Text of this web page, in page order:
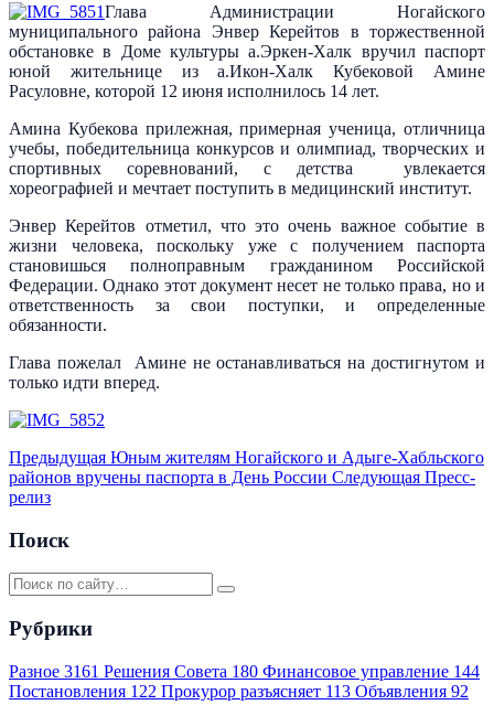
Глава Администрации Ногайского
муниципального района Энвер Керейтов в торжественной
обстановке в Доме культуры а.Эркен-Халк вручил паспорт
юной жительнице из а.Икон-Халк Кубековой Амине
Расуловне, которой 12 июня исполнилось 14 лет.
Амина Кубекова прилежная, примерная ученица, отличница
учебы, победительница конкурсов и олимпиад, творческих и
спортивных соревнований, с детства увлекается
хореографией и мечтает поступить в медицинский институт.
Энвер Керейтов отметил, что это очень важное событие в
жизни человека, поскольку уже с получением паспорта
становишься полноправным гражданином Российской
Федерации. Однако этот документ несет не только права, но и
ответственность за свои поступки, и определенные
обязанности.
Глава пожелал Амине не останавливаться на достигнутом и
только идти вперед.
Предыдущая Юным жителям Ногайского и Адыге-Хабльского
районов вручены паспорта в День России Следующая Пресс-
релиз
Поиск
Рубрики
Разное 3161 Решения Совета 180 Финансовое управление 144
Постановления 122 Прокурор разъясняет 113 Объявления 92